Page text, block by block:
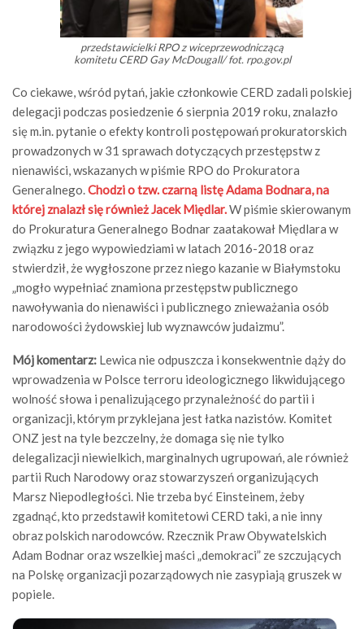
przedstawicielki RPO z wiceprzewodniczącą
komitetu CERD Gay McDougall/ fot. rpo.gov.pl
Co ciekawe, wśród pytań, jakie członkowie CERD zadali polskiej
delegacji podczas posiedzenie 6 sierpnia 2019 roku, znalazło
się m.in. pytanie o efekty kontroli postępowań prokuratorskich
prowadzonych w 31 sprawach dotyczących przestępstw z
nienawiści, wskazanych w piśmie RPO do Prokuratora
Generalnego.Chodzi o tzw. czarną listę Adama Bodnara, na
której znalazł się również Jacek Międlar.W piśmie skierowanym
do Prokuratura Generalnego Bodnar zaatakował Międlara w
związku z jego wypowiedziami w latach 2016-2018 oraz
stwierdził, że wygłoszone przez niego kazanie w Białymstoku
„mogło wypełniać znamiona przestępstw publicznego
nawoływania do nienawiści i publicznego znieważania osób
narodowości żydowskiej lub wyznawców judaizmu”.
Mój komentarz: Lewica nie odpuszcza i konsekwentnie dąży do
wprowadzenia w Polsce terroru ideologicznego likwidującego
wolność słowa i penalizującego przynależność do partii i
organizacji, którym przyklejana jest łatka nazistów. Komitet
ONZ jest na tyle bezczelny, że domaga się nie tylko
delegalizacji niewielkich, marginalnych ugrupowań, ale również
partii Ruch Narodowy oraz stowarzyszeń organizujących
Marsz Niepodległości. Nie trzeba być Einsteinem, żeby
zgadnąć, kto przedstawił komitetowi CERD taki, a nie inny
obraz polskich narodowców. Rzecznik Praw Obywatelskich
Adam Bodnar oraz wszelkiej maści „demokraci” ze szczujących
na Polskę organizacji pozarządowych nie zasypiają gruszek w
popiele.